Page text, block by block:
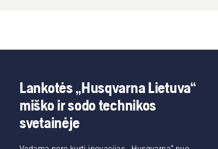
Lankotės „Husqvarna Lietuva“
miško ir sodo technikos
svetainėje